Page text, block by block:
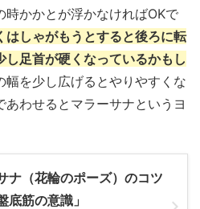
時かかとが浮かなければOKで
はしゃがもうとすると後ろに転
し足首が硬くなっているかもし
幅を少し広げるとやりやすくな
わせるとマラーサナというヨ
ナ（花輪のポーズ）のコツ
底筋の意識」